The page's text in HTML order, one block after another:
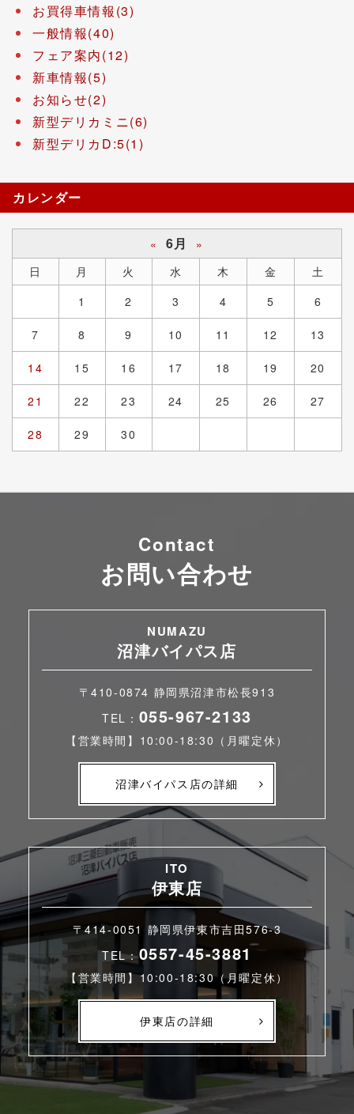
お買得車情報(3)
一般情報(40)
フェア案内(12)
新車情報(5)
お知らせ(2)
新型デリカミニ(6)
新型デリカD:5(1)
カレンダー
« 6月
»
日
月 火 水 木 金
土
1
2 3 4 5 6
7 8 9 10 11 12 13
14 15 16 17 18 19 20
21 22 23 24 25 26 27
28 29 30
Contact
お問い合わせ
NUMAZU
沼津バイパス店
〒410-0874 静岡県沼津市松長913
TEL： 055-967-2133
【営業時間】10:00-18:30（月曜定休）
沼津バイパス店の詳細
ITO
伊東店
〒414-0051 静岡県伊東市吉田576-3
TEL：0557-45-3881
【営業時間】10:00-18:30（月曜定休）
伊東店の詳細